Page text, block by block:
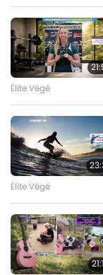
Élite Végé
Élite Végé